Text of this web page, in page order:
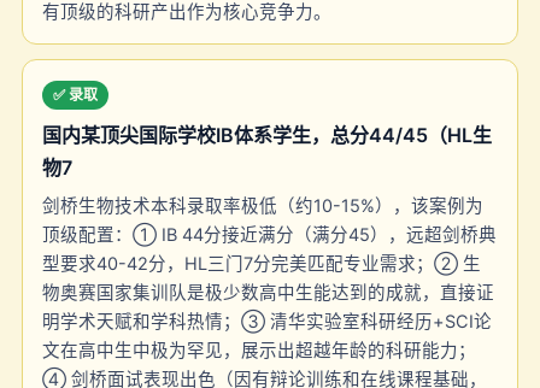
有顶级的科研产出作为核心竞争力。
✅ 录取
国内某顶尖国际学校IB体系学生，总分44/45（HL生
物7
剑桥生物技术本科录取率极低（约10-15%），该案例为
顶级配置：① IB 44分接近满分（满分45），远超剑桥典
型要求40-42分，HL三门7分完美匹配专业需求；② 生
物奥赛国家集训队是极少数高中生能达到的成就，直接证
明学术天赋和学科热情；③ 清华实验室科研经历+SCI论
文在高中生中极为罕见，展示出超越年龄的科研能力；
④ 剑桥面试表现出色（因有辩论训练和在线课程基础，